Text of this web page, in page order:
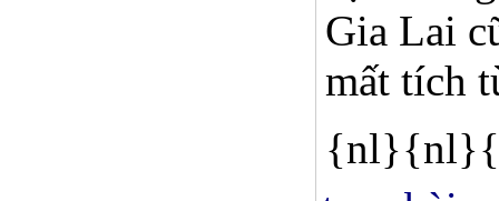
Gia Lai
mất tích